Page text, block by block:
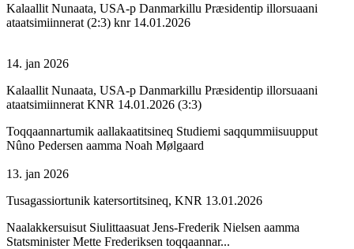
Kalaallit Nunaata, USA-p Danmarkillu Præsidentip illorsuaani
ataatsimiinnerat (2:3) knr 14.01.2026
14. jan 2026
Kalaallit Nunaata, USA-p Danmarkillu Præsidentip illorsuaani
ataatsimiinnerat KNR 14.01.2026 (3:3)
Toqqaannartumik aallakaatitsineq Studiemi saqqummiisuupput
Nûno Pedersen aamma Noah Mølgaard
13. jan 2026
Tusagassiortunik katersortitsineq, KNR 13.01.2026
Naalakkersuisut Siulittaasuat Jens-Frederik Nielsen aamma
Statsminister Mette Frederiksen toqqaannar...